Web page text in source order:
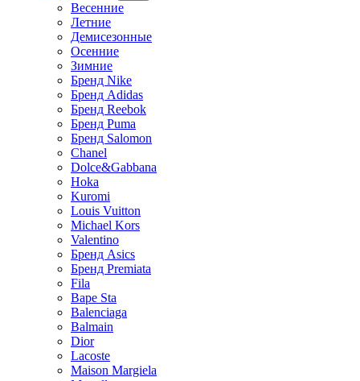
Весенние
Летние
Демисезонные
Осенние
Зимние
Бренд Nike
Бренд Adidas
Бренд Reebok
Бренд Puma
Бренд Salomon
Chanel
Dolce&Gabbana
Hoka
Kuromi
Louis Vuitton
Michael Kors
Valentino
Бренд Asics
Бренд Premiata
Fila
Bape Sta
Balenciaga
Balmain
Dior
Lacoste
Maison Margiela